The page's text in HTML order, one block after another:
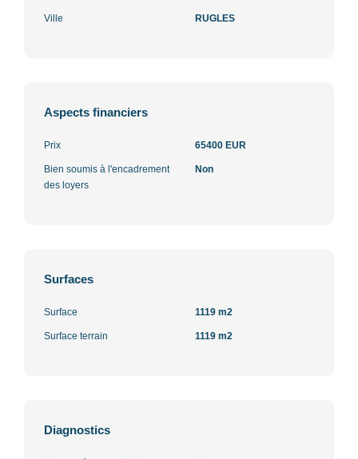
Ville RUGLES
Aspects financiers
Prix 65400 EUR
Bien soumis à l'encadrement
des loyers
Non
Surfaces
Surface 1119 m2
Surface terrain 1119 m2
Diagnostics